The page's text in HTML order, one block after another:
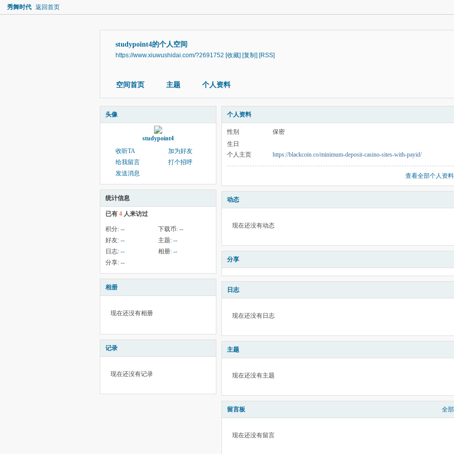
秀舞时代 返回首页
studypoint4的个人空间
https://www.xiuwushidai.com/?2691752 [收藏] [复制] [RSS]
空间首页 主题 个人资料
头像
studypoint4
收听TA
加为好友
给我留言
打个招呼
发送消息
统计信息
已有 4 人来访过
积分: -- 下载币: --
好友: -- 主题: --
日志: -- 相册: --
分享: --
相册
现在还没有相册
记录
现在还没有记录
个人资料
性别
保密
生日
个人主页
https://blackcoin.co/minimum-deposit-casino-sites-with-payid/
查看全部个人资料
动态
现在还没有动态
分享
日志
现在还没有日志
主题
现在还没有主题
留言板 全部
现在还没有留言